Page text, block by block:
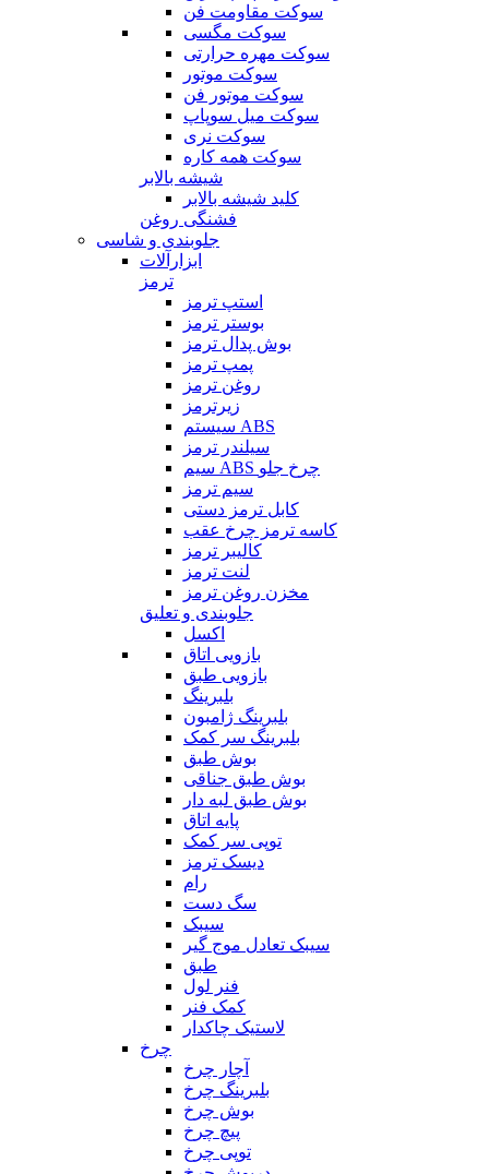
سوکت مقاومت فن
سوکت مگسی
سوکت مهره حرارتی
سوکت موتور
سوکت موتور فن
سوکت میل سوپاپ
سوکت نری
سوکت همه کاره
شیشه بالابر
کلید شیشه بالابر
فشنگی روغن
جلوبندی و شاسی
ابزارآلات
ترمز
استپ ترمز
بوستر ترمز
بوش پدال ترمز
پمپ ترمز
روغن ترمز
زیرترمز
سیستم ABS
سیلندر ترمز
سیم ABS چرخ جلو
سیم ترمز
کابل ترمز دستی
کاسه ترمز چرخ عقب
کالیبر ترمز
لنت ترمز
مخزن روغن ترمز
جلوبندی و تعلیق
اکسل
بازویی اتاق
بازویی طبق
بلبرینگ
بلبرینگ ژامبون
بلبرینگ سر کمک
بوش طبق
بوش طبق جناقی
بوش طبق لبه دار
پایه اتاق
توپی سر کمک
دیسک ترمز
رام
سگ دست
سیبک
سیبک تعادل موج گیر
طبق
فنر لول
کمک فنر
لاستیک چاکدار
چرخ
آچار چرخ
بلبرینگ چرخ
بوش چرخ
پیچ چرخ
توپی چرخ